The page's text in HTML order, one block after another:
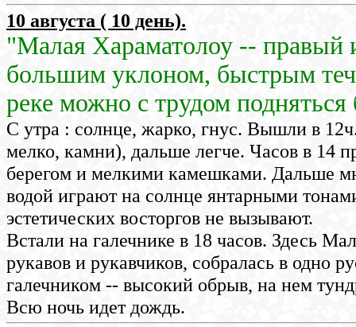
10 августа ( 10 день).
"Малая Хараматолоу -- правый
большим уклоном, быстрым
реке можно с трудом
С утра : солнце, жарко, гнус. Вышли в
мелко, камни), дальше легче. Часов в 14
берегом и мелкими камешками. Дальше
водой играют на солнце янтарными
эстетических восторгов не вызывают.
Встали на галечнике в 18 часов. Здесь
рукавов и рукавчиков, собралась в одно
галечником -- высокий обрыв, на нем
Всю ночь идет дождь.